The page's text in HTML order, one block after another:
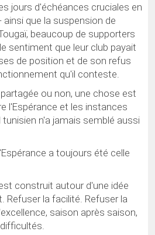
jours d'échéances cruciales en
que la suspension de
beaucoup de supporters
sentiment que leur club payait
de position et de son refus
qu'il conteste.
ou non, une chose est
l'Espérance et les instances
n'a jamais semblé aussi
a toujours été celle
construit autour d'une idée
Refuser la facilité. Refuser la
saison après saison,